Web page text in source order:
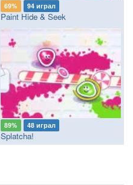
69% 94 играл
Paint Hide & Seek
89% 48 играл
Splatcha!